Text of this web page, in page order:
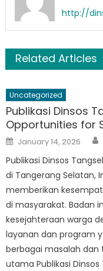
http://
Related Articles
Uncategorized
Publikasi Dinsos
Opportunities for
Posted
on
January 14, 2026
Publikasi Dinsos
di Tangerang Selatan,
memberikan
di masyarakat. Badan
kesejahteraan warga
layanan dan program
berbagai masalah dan
utama Publikasi